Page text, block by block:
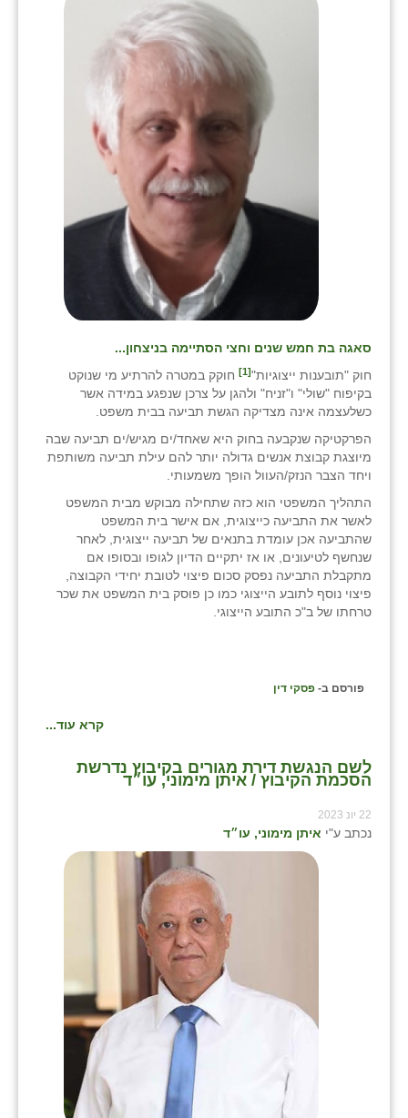
סאגה בת חמש שנים וחצי הסתיימה בניצחון...
חוק "תובענות ייצוגיות"[1]
חוקק במטרה להרתיע מי שנוקט
בקיפוח "שולי" ו"זניח" ולהגן על צרכן שנפגע במידה אשר
כשלעצמה אינה מצדיקה הגשת תביעה בבית משפט.
הפרקטיקה שנקבעה בחוק היא שאחד/ים מגיש/ים תביעה שבה
מיוצגת קבוצת אנשים גדולה יותר להם עילת תביעה משותפת
ויחד הצבר הנזק/העוול הופך משמעותי.
התהליך המשפטי הוא כזה שתחילה מבוקש מבית המשפט
לאשר את התביעה כייצוגית, אם אישר בית המשפט
שהתביעה אכן עומדת בתנאים של תביעה ייצוגית, לאחר
שנחשף לטיעונים, או אז יתקיים הדיון לגופו ובסופו אם
מתקבלת התביעה נפסק סכום פיצוי לטובת יחידי הקבוצה,
פיצוי נוסף לתובע הייצוגי כמו כן פוסק בית המשפט את שכר
טרחתו של ב"כ התובע הייצוגי.
פורסם ב- פסקי דין
קרא עוד...
לשם הנגשת דירת מגורים בקיבוץ נדרשת
הסכמת הקיבוץ / איתן מימוני, עו״ד
22 יונ 2023
נכתב ע"י איתן מימוני, עו״ד
ורד יריחו
דקל
הדר עם
חבצלת השרון
חמרה
חרב לאת
יבול (מורג)
כפר ביאליק
כפר הרי״ף